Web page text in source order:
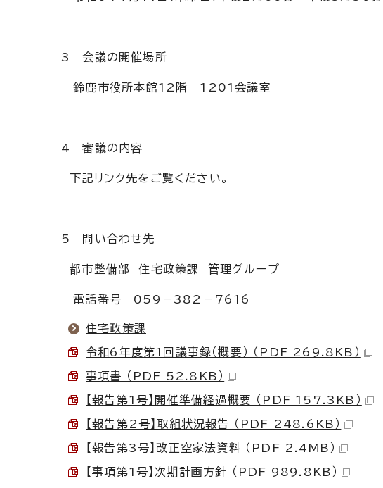
3 会議の開催場所
鈴鹿市役所本館12階 1201会議室
4 審議の内容
下記リンク先をご覧ください。
5 問い合わせ先
都市整備部 住宅政策課 管理グループ
電話番号 059－382－7616
住宅政策課
令和6年度第1回議事録（概要） （PDF 269.8KB）
事項書 （PDF 52.8KB）
【報告第1号】開催準備経過概要 （PDF 157.3KB）
【報告第2号】取組状況報告 （PDF 248.6KB）
【報告第3号】改正空家法資料 （PDF 2.4MB）
【事項第1号】次期計画方針 （PDF 989.8KB）